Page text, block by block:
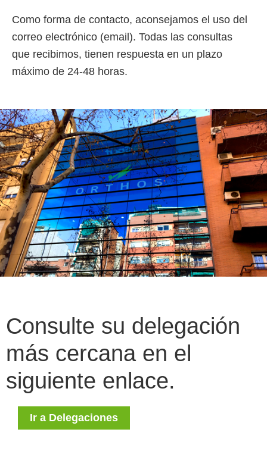
Como forma de contacto, aconsejamos el uso del
correo electrónico (email). Todas las consultas
que recibimos, tienen respuesta en un plazo
máximo de 24-48 horas.
Consulte su delegación
más cercana en el
siguiente enlace.
Ir a Delegaciones